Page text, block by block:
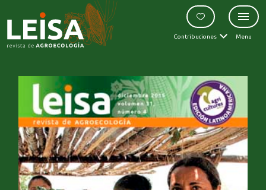
Contribuciones Menu